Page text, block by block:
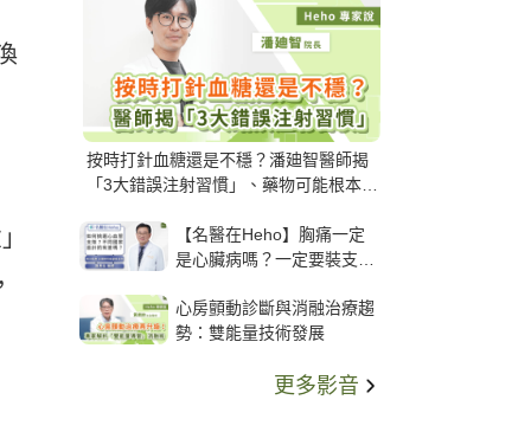
按時打針血糖還是不穩？潘廸智醫師揭
「3大錯誤注射習慣」、藥物可能根本沒
【名醫在Heho】胸痛一定
是心臟病嗎？一定要裝支
解析支架種類、風險與選擇
關鍵
心房顫動診斷與消融治療趨
勢：雙能量技術發展
更多影音